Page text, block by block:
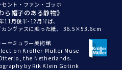
セント・ファン・ゴッホ
ら帽子のある静物》
11月後半-12月半ば、
ンヴァスに貼った紙、
36.5×53.6cm
ー＝ミュラー美術館
Kröller-Müller Muse
the Netherlands.
by Rik Klein Gotink